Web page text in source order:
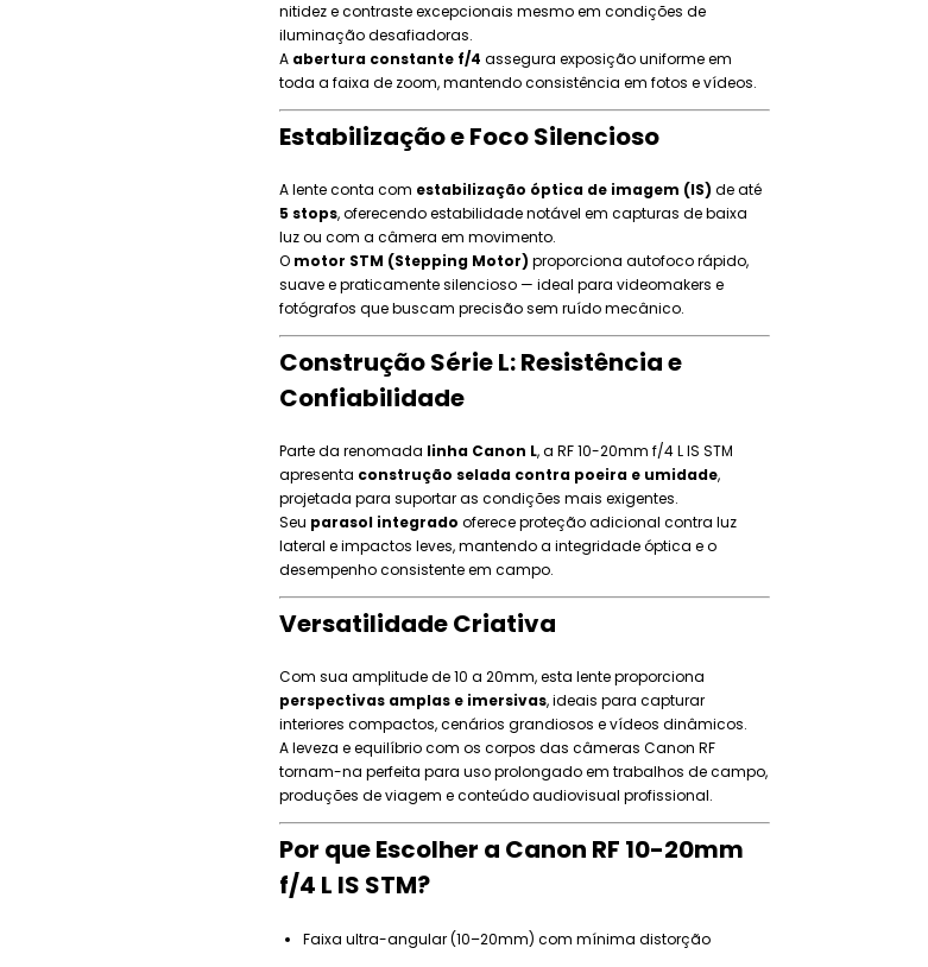
nitidez e contraste excepcionais mesmo em condições de
iluminação desafiadoras.
A abertura constante f/4 assegura exposição uniforme em
toda a faixa de zoom, mantendo consistência em fotos e vídeos.
Estabilização e Foco Silencioso
A lente conta com estabilização óptica de imagem (IS) de até
5 stops, oferecendo estabilidade notável em capturas de baixa
luz ou com a câmera em movimento.
O motor STM (Stepping Motor) proporciona autofoco rápido,
suave e praticamente silencioso — ideal para videomakers e
fotógrafos que buscam precisão sem ruído mecânico.
Construção Série L: Resistência e
Confiabilidade
Parte da renomada linha Canon L, a RF 10-20mm f/4 L IS STM
apresenta construção selada contra poeira e umidade,
projetada para suportar as condições mais exigentes.
Seu parasol integrado oferece proteção adicional contra luz
lateral e impactos leves, mantendo a integridade óptica e o
desempenho consistente em campo.
Versatilidade Criativa
Com sua amplitude de 10 a 20mm, esta lente proporciona
perspectivas amplas e imersivas, ideais para capturar
interiores compactos, cenários grandiosos e vídeos dinâmicos.
A leveza e equilíbrio com os corpos das câmeras Canon RF
tornam-na perfeita para uso prolongado em trabalhos de campo,
produções de viagem e conteúdo audiovisual profissional.
Por que Escolher a Canon RF 10-20mm
f/4 L IS STM?
Faixa ultra-angular (10–20mm) com mínima distorção